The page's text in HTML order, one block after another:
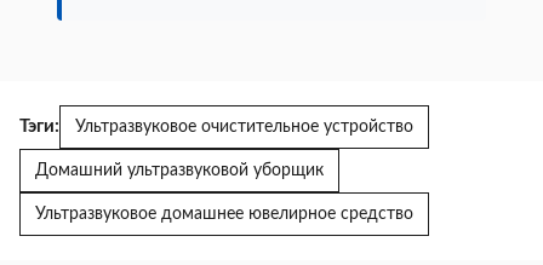
Тэги: Ультразвуковое очистительное устройство
Домашний ультразвуковой уборщик
Ультразвуковое домашнее ювелирное средство